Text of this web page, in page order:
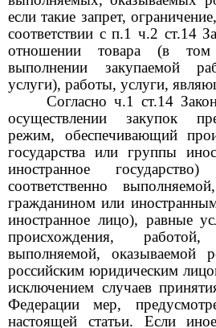
если такие запрет,
соответствии с п.1 ч.2 ст.14
отношении товара (в том
выполнении закупаемой
услуги), работы, услуги,
Согласно ч.1 ст.14
осуществлении закупок
режим, обеспечивающий
государства или группы
иностранное
соответственно
гражданином или
иностранное лицо), равные
происхождения, работой,
выполняемой, оказываемой
российским юридическим
исключением случаев
Федерации мер,
настоящей статьи. Если